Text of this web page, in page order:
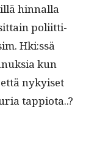
hin­nal­la
poli­it­ti­
Hki:ssä
kun
nykyiset
tappiota..?